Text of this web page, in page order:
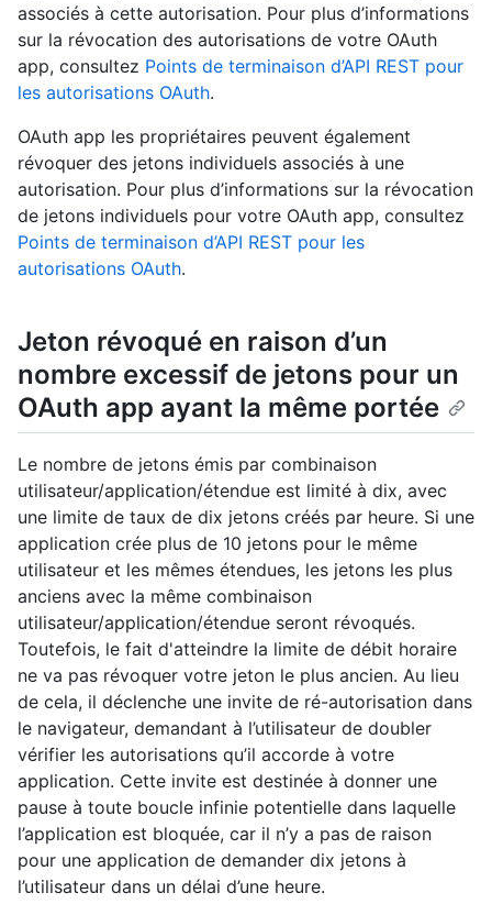
associés à cette autorisation. Pour plus d’informations
sur la révocation des autorisations de votre OAuth
app, consultez Points de terminaison d’API REST pour
les autorisations OAuth.
OAuth app les propriétaires peuvent également
révoquer des jetons individuels associés à une
autorisation. Pour plus d’informations sur la révocation
de jetons individuels pour votre OAuth app, consultez
Points de terminaison d’API REST pour les
autorisations OAuth.
Jeton révoqué en raison d’un
nombre excessif de jetons pour un
OAuth app ayant la même portée
Le nombre de jetons émis par combinaison
utilisateur/application/étendue est limité à dix, avec
une limite de taux de dix jetons créés par heure. Si une
application crée plus de 10 jetons pour le même
utilisateur et les mêmes étendues, les jetons les plus
anciens avec la même combinaison
utilisateur/application/étendue seront révoqués.
Toutefois, le fait d'atteindre la limite de débit horaire
ne va pas révoquer votre jeton le plus ancien. Au lieu
de cela, il déclenche une invite de ré-autorisation dans
le navigateur, demandant à l’utilisateur de doubler
vérifier les autorisations qu’il accorde à votre
application. Cette invite est destinée à donner une
pause à toute boucle infinie potentielle dans laquelle
l’application est bloquée, car il n’y a pas de raison
pour une application de demander dix jetons à
l’utilisateur dans un délai d’une heure.